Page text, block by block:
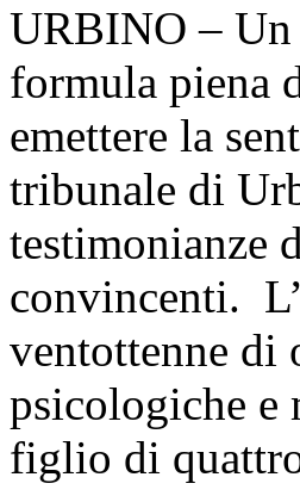
URBINO –
formula piena
emettere la
tribunale di
testimonianze
convincenti.
ventottenne di
psicologiche e
figlio di